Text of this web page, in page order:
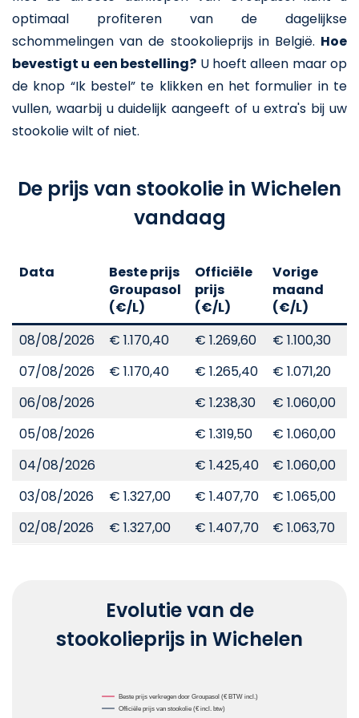
optimaal profiteren van de dagelijkse
schommelingen van de stookolieprijs in België. Hoe
bevestigt u een bestelling? U hoeft alleen maar op
de knop “Ik bestel” te klikken en het formulier in te
vullen, waarbij u duidelijk aangeeft of u extra's bij uw
stookolie wilt of niet.
De prijs van stookolie in Wichelen
vandaag
Data
Beste prijs
Groupasol
(€/L)
Officiële
prijs
(€/L)
Vorige
maand
(€/L)
08/08/2026
€ 1.170,40 € 1.269,60 € 1.100,30
07/08/2026
€ 1.170,40 € 1.265,40 € 1.071,20
06/08/2026
€ 1.238,30 € 1.060,00
05/08/2026
€ 1.319,50 € 1.060,00
04/08/2026
€ 1.425,40 € 1.060,00
03/08/2026
€ 1.327,00 € 1.407,70 € 1.065,00
02/08/2026
€ 1.327,00 € 1.407,70 € 1.063,70
Evolutie van de
stookolieprijs in Wichelen
Beste prijs verkregen door Groupasol (€ BTW incl.)
Officiële prijs van stookolie (€ incl. btw)